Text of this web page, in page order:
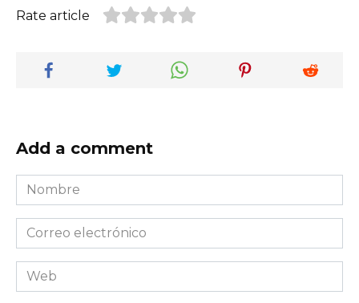
Rate article
Add a comment
Nombre
*
Correo
electrónico
*Web